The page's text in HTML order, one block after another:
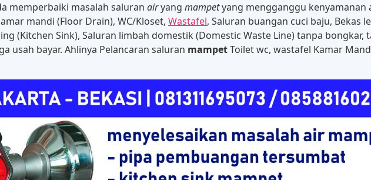
memperbaiki masalah saluran airyang mampetyang mengganggu kenyamanan
mandi (Floor Drain), WC/Kloset, Wastafel, Saluran buangan cuci baju, Bekas
(Kitchen Sink), Saluran limbah domestik (Domestic Waste Line) tanpa bongkar,
usah bayar. Ahlinya Pelancaran saluran mampetToilet wc, wastafel Kamar